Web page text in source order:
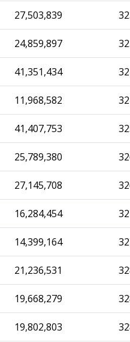
27,503,839
24,859,897
41,351,434
11,968,582
41,407,753
25,789,380
27,145,708
16,284,454
14,399,164
21,236,531
19,668,279
19,802,803